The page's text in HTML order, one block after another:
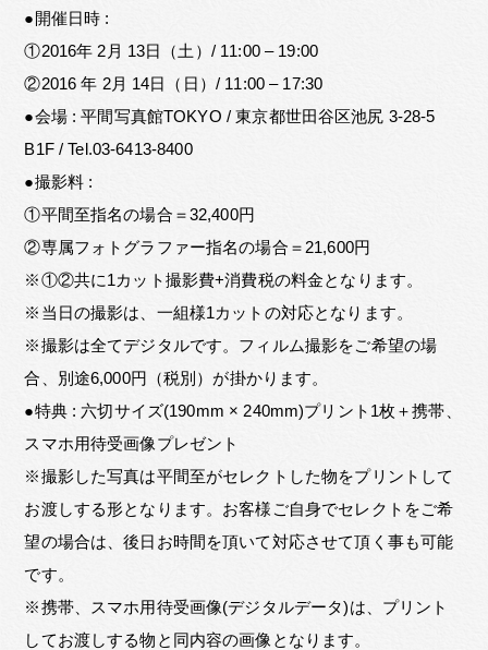
●開催日時 :
①2016年 2月 13日（土）/ 11:00 – 19:00
②2016 年 2月 14日（日）/ 11:00 – 17:30
●会場 : 平間写真館TOKYO / 東京都世田谷区池尻 3-28-5
B1F / Tel.03-6413-8400
●撮影料 :
①平間至指名の場合＝32,400円
②専属フォトグラファー指名の場合＝21,600円
※①②共に1カット撮影費+消費税の料金となります。
※当日の撮影は、一組様1カットの対応となります。
※撮影は全てデジタルです。フィルム撮影をご希望の場
合、別途6,000円（税別）が掛かります。
●特典 : 六切サイズ(190mm × 240mm)プリント1枚＋携帯、
スマホ用待受画像プレゼント
※撮影した写真は平間至がセレクトした物をプリントして
お渡しする形となります。お客様ご自身でセレクトをご希
望の場合は、後日お時間を頂いて対応させて頂く事も可能
です。
※携帯、スマホ用待受画像(デジタルデータ)は、プリント
してお渡しする物と同内容の画像となります。